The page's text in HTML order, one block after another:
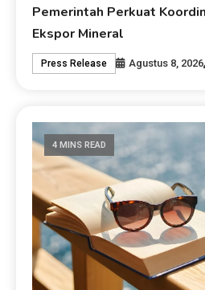
Pemerintah Perkuat
Ekspor Mineral
Press Release Agustus 8, 2026
4 MINS READ